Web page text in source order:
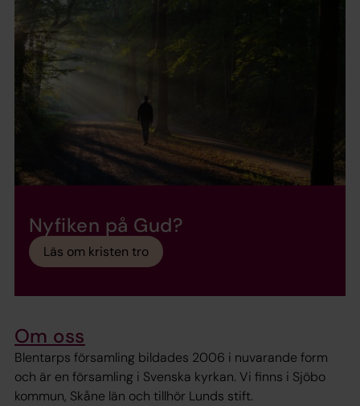
Nyfiken på Gud?
Läs om kristen tro
Om oss
Blentarps församling bildades 2006 i nuvarande form
och är en församling i Svenska kyrkan. Vi finns i Sjöbo
kommun, Skåne län och tillhör Lunds stift.